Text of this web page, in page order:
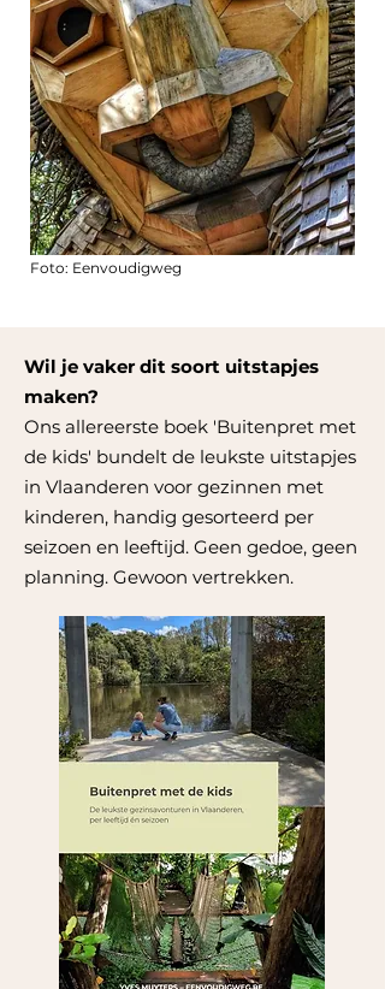
Foto: Eenvoudigweg
Wil je vaker dit soort uitstapjes
maken?
Ons allereerste boek 'Buitenpret met
de kids' bundelt de leukste uitstapjes
in Vlaanderen voor gezinnen met
kinderen, handig gesorteerd per
seizoen en leeftijd. Geen gedoe, geen
planning. Gewoon vertrekken.